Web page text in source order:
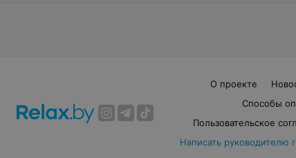
О проекте
Способы
Пользовательское
Написать руководителю